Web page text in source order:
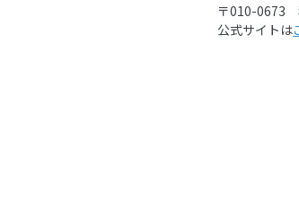
〒010-0673
公式サイトは